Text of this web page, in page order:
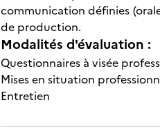
communication définies
de production.
Modalités d'évaluation :
Questionnaires à visée
Mises en situation
Entretien